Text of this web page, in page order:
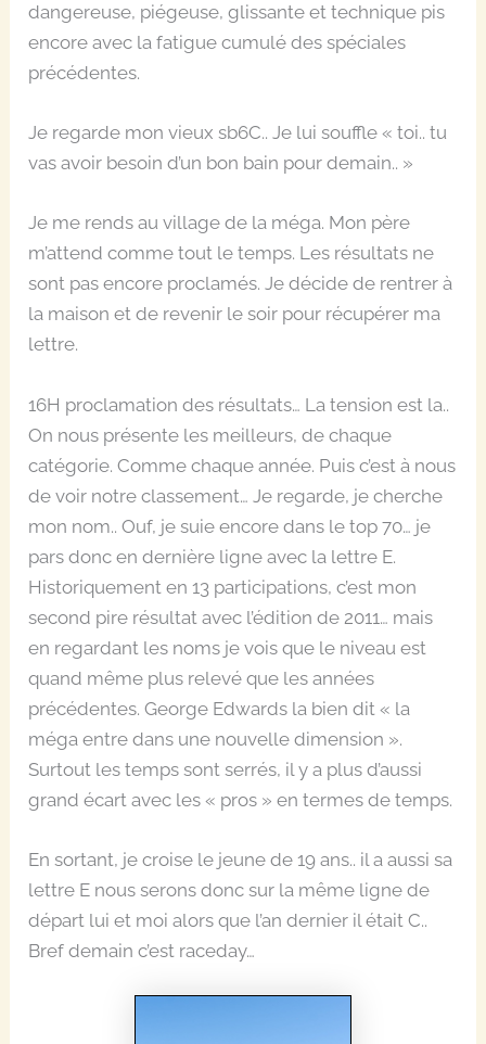
dangereuse, piégeuse, glissante et technique pis
encore avec la fatigue cumulé des spéciales
précédentes.
Je regarde mon vieux sb6C.. Je lui souffle « toi.. tu
vas avoir besoin d’un bon bain pour demain.. »
Je me rends au village de la méga. Mon père
m’attend comme tout le temps. Les résultats ne
sont pas encore proclamés. Je décide de rentrer à
la maison et de revenir le soir pour récupérer ma
lettre.
16H proclamation des résultats… La tension est la..
On nous présente les meilleurs, de chaque
catégorie. Comme chaque année. Puis c’est à nous
de voir notre classement… Je regarde, je cherche
mon nom.. Ouf, je suie encore dans le top 70… je
pars donc en dernière ligne avec la lettre E.
Historiquement en 13 participations, c’est mon
second pire résultat avec l’édition de 2011… mais
en regardant les noms je vois que le niveau est
quand même plus relevé que les années
précédentes. George Edwards la bien dit « la
méga entre dans une nouvelle dimension ».
Surtout les temps sont serrés, il y a plus d’aussi
grand écart avec les « pros » en termes de temps.
En sortant, je croise le jeune de 19 ans.. il a aussi sa
lettre E nous serons donc sur la même ligne de
départ lui et moi alors que l’an dernier il était C..
Bref demain c’est raceday…